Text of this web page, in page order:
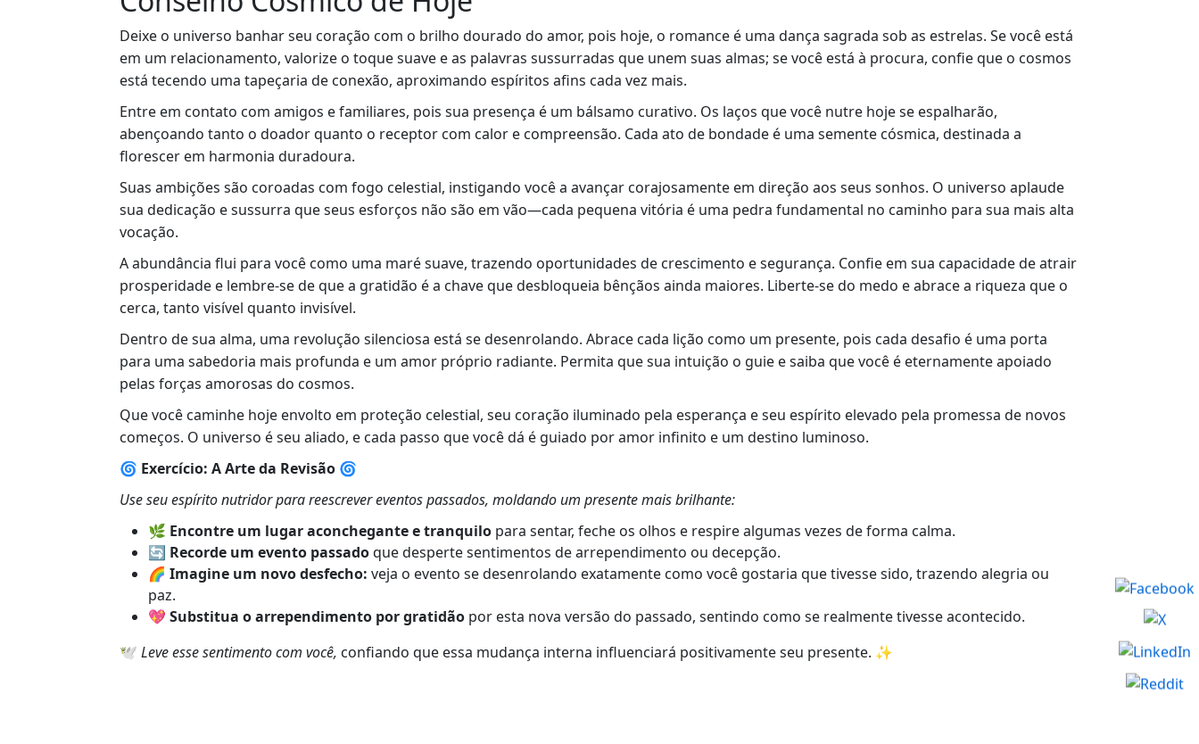
Deixe o universo banhar seu coração com o brilho dourado do amor, pois hoje, o romance é uma dança sagrada sob as estrelas. Se você está
em um relacionamento, valorize o toque suave e as palavras sussurradas que unem suas almas; se você está à procura, confie que o cosmos
está tecendo uma tapeçaria de conexão, aproximando espíritos afins cada vez mais.
Entre em contato com amigos e familiares, pois sua presença é um bálsamo curativo. Os laços que você nutre hoje se espalharão,
abençoando tanto o doador quanto o receptor com calor e compreensão. Cada ato de bondade é uma semente cósmica, destinada a
florescer em harmonia duradoura.
Suas ambições são coroadas com fogo celestial, instigando você a avançar corajosamente em direção aos seus sonhos. O universo aplaude
sua dedicação e sussurra que seus esforços não são em vão—cada pequena vitória é uma pedra fundamental no caminho para sua mais alta
vocação.
A abundância flui para você como uma maré suave, trazendo oportunidades de crescimento e segurança. Confie em sua capacidade de atrair
prosperidade e lembre-se de que a gratidão é a chave que desbloqueia bênçãos ainda maiores. Liberte-se do medo e abrace a riqueza que o
cerca, tanto visível quanto invisível.
Dentro de sua alma, uma revolução silenciosa está se desenrolando. Abrace cada lição como um presente, pois cada desafio é uma porta
para uma sabedoria mais profunda e um amor próprio radiante. Permita que sua intuição o guie e saiba que você é eternamente apoiado
pelas forças amorosas do cosmos.
Que você caminhe hoje envolto em proteção celestial, seu coração iluminado pela esperança e seu espírito elevado pela promessa de novos
começos. O universo é seu aliado, e cada passo que você dá é guiado por amor infinito e um destino luminoso.
🌀 Exercício: A Arte da Revisão 🌀
Use seu espírito nutridor para reescrever eventos passados, moldando um presente mais brilhante:
🌿 Encontre um lugar aconchegante e tranquilo para sentar, feche os olhos e respire algumas vezes de forma calma.
🔄 Recorde um evento passadoque desperte sentimentos de arrependimento ou decepção.
🌈 Imagine um novo desfecho: veja o evento se desenrolando exatamente como você gostaria que tivesse sido, trazendo alegria ou
paz.
💖 Substitua o arrependimento por gratidão por esta nova versão do passado, sentindo como se realmente tivesse acontecido.
🕊️ Leve esse sentimento com você, confiando que essa mudança interna influenciará positivamente seu presente. ✨